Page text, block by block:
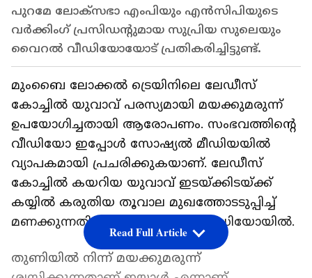
പുറമേ ലോക്‌സഭാ എംപിയും എൻസിപിയുടെ
വർക്കിംഗ് പ്രസിഡന്റുമായ സുപ്രിയ സുലെയും
വൈറൽ വീഡിയോയോട് പ്രതികരിച്ചിട്ടുണ്ട്.
മുംബൈ ലോക്കൽ ട്രെയിനിലെ ലേഡീസ്
കോച്ചിൽ യുവാവ് പരസ്യമായി മയക്കുമരുന്ന്
ഉപയോ​ഗിച്ചതായി ആരോപണം. സംഭവത്തിന്റെ
വീഡിയോ ഇപ്പോൾ സോഷ്യൽ മീഡിയയിൽ
വ്യാപകമായി പ്രചരിക്കുകയാണ്. ലേഡീസ്
കോച്ചിൽ കയറിയ യുവാവ് ഇടയ്ക്കിടയ്ക്ക്
കയ്യിൽ കരുതിയ തൂവാല മുഖത്തോടടുപ്പിച്ച്
മണക്കുന്നതിന്റെ ദൃശ്യങ്ങളാണ് വീഡിയോയിൽ.
തുണിയിൽ നിന്ന് മയക്കുമരുന്ന്
Read Full Article